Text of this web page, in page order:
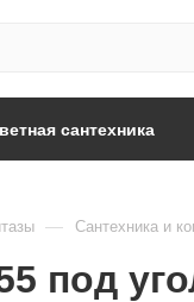
сантехника
— Сантехника и
под